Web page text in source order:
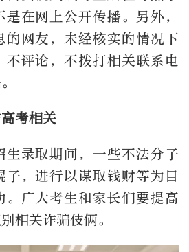
在网上公开传播。另外，
的网友，未经核实的情况下
不评论，不拨打相关联系电
考相关
生录取期间，一些不法分子
子，进行以谋取钱财等为目
。广大考生和家长们要提高
相关诈骗伎俩。